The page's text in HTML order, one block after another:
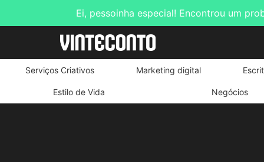
Ei, pessoinha especial! Encontrou um
Serviços Criativos Marketing digital
Estilo de Vida Negócios